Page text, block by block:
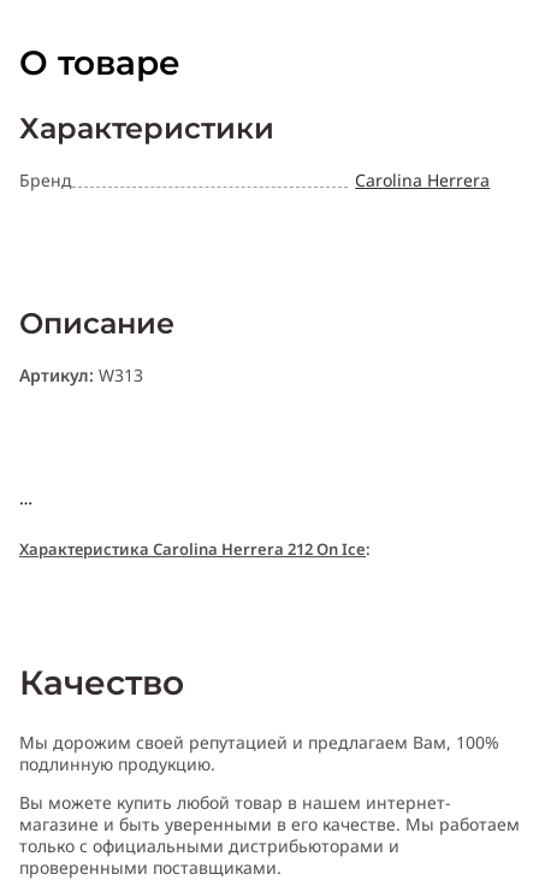
О товаре
Характеристики
Бренд Carolina Herrera
Описание
Артикул: W313
Характеристика Carolina Herrera 212 On Ice:
Cодержит ноты:апельсиновый цвет, бергамот,
мандарин, гардения, ирис, лилия, пион, мускус, сандаловое
дерево
Качество
Мы дорожим своей репутацией и предлагаем Вам, 100%
подлинную продукцию.
Вы можете купить любой товар в нашем интернет-
магазине и быть уверенными в его качестве. Мы работаем
только с официальными дистрибьюторами и
проверенными поставщиками.